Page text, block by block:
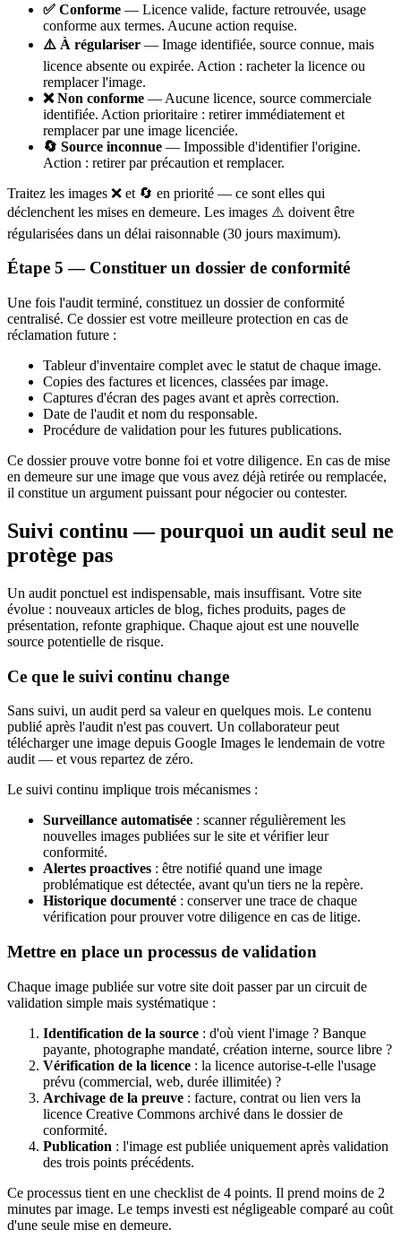
✅ Conforme — Licence valide, facture retrouvée, usage
conforme aux termes. Aucune action requise.
⚠️ À régulariser — Image identifiée, source connue, mais
licence absente ou expirée. Action : racheter la licence ou
remplacer l'image.
❌ Non conforme — Aucune licence, source commerciale
identifiée. Action prioritaire : retirer immédiatement et
remplacer par une image licenciée.
🔄 Source inconnue — Impossible d'identifier l'origine.
Action : retirer par précaution et remplacer.
Traitez les images ❌ et 🔄 en priorité — ce sont elles qui
déclenchent les mises en demeure. Les images ⚠️ doivent être
régularisées dans un délai raisonnable (30 jours maximum).
Étape 5 — Constituer un dossier de conformité
Une fois l'audit terminé, constituez un dossier de conformité
centralisé. Ce dossier est votre meilleure protection en cas de
réclamation future :
Tableur d'inventaire complet avec le statut de chaque image.
Copies des factures et licences, classées par image.
Captures d'écran des pages avant et après correction.
Date de l'audit et nom du responsable.
Procédure de validation pour les futures publications.
Ce dossier prouve votre bonne foi et votre diligence. En cas de mise
en demeure sur une image que vous avez déjà retirée ou remplacée,
il constitue un argument puissant pour négocier ou contester.
Suivi continu — pourquoi un audit seul ne
protège pas
Un audit ponctuel est indispensable, mais insuffisant. Votre site
évolue : nouveaux articles de blog, fiches produits, pages de
présentation, refonte graphique. Chaque ajout est une nouvelle
source potentielle de risque.
Ce que le suivi continu change
Sans suivi, un audit perd sa valeur en quelques mois. Le contenu
publié après l'audit n'est pas couvert. Un collaborateur peut
télécharger une image depuis Google Images le lendemain de votre
audit — et vous repartez de zéro.
Le suivi continu implique trois mécanismes :
Surveillance automatisée : scanner régulièrement les
nouvelles images publiées sur le site et vérifier leur
conformité.
Alertes proactives : être notifié quand une image
problématique est détectée, avant qu'un tiers ne la repère.
Historique documenté : conserver une trace de chaque
vérification pour prouver votre diligence en cas de litige.
Mettre en place un processus de validation
Chaque image publiée sur votre site doit passer par un circuit de
validation simple mais systématique :
Identification de la source : d'où vient l'image ? Banque
payante, photographe mandaté, création interne, source libre ?
Vérification de la licence : la licence autorise-t-elle l'usage
prévu (commercial, web, durée illimitée) ?
Archivage de la preuve : facture, contrat ou lien vers la
licence Creative Commons archivé dans le dossier de
conformité.
Publication : l'image est publiée uniquement après validation
des trois points précédents.
Ce processus tient en une checklist de 4 points. Il prend moins de 2
minutes par image. Le temps investi est négligeable comparé au coût
d'une seule mise en demeure.